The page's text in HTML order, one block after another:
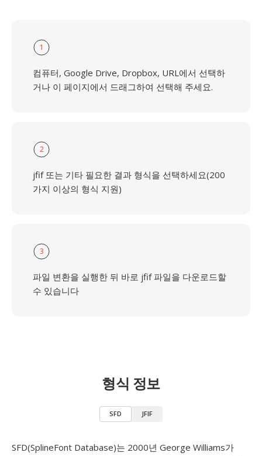
1
컴퓨터, Google Drive, Dropbox, URL에서 선택하
거나 이 페이지에서 드래그하여 선택해 주세요.
2
jfif 또는 기타 필요한 결과 형식을 선택하세요(200
가지 이상의 형식 지원)
3
파일 변환을 실행한 뒤 바로 jfif 파일을 다운로드할
수 있습니다
형식 정보
SFD JFIF
SFD(SplineFont Database)는 2000년 George Williams가